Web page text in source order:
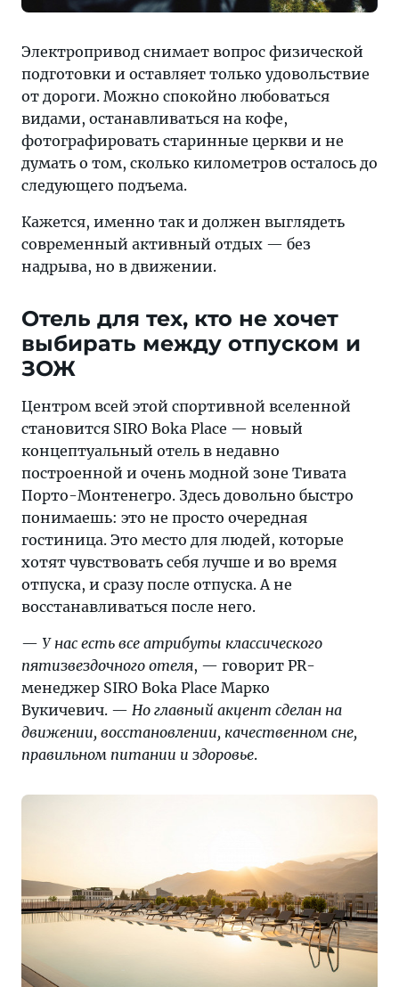
Электропривод снимает вопрос физической
подготовки и оставляет только удовольствие
от дороги. Можно спокойно любоваться
видами, останавливаться на кофе,
фотографировать старинные церкви и не
думать о том, сколько километров осталось до
следующего подъема.
Кажется, именно так и должен выглядеть
современный активный отдых — без
надрыва, но в движении.
Отель для тех, кто не хочет
выбирать между отпуском и
ЗОЖ
Центром всей этой спортивной вселенной
становится SIRO Boka Place — новый
концептуальный отель в недавно
построенной и очень модной зоне Тивата
Порто-Монтенегро. Здесь довольно быстро
понимаешь: это не просто очередная
гостиница. Это место для людей, которые
хотят чувствовать себя лучше и во время
отпуска, и сразу после отпуска. А не
восстанавливаться после него.
— У нас есть все атрибуты классического
пятизвездочного отеля, — говорит PR-
менеджер SIRO Boka Place Марко
Вукичевич. — Но главный акцент сделан на
движении, восстановлении, качественном сне,
правильном питании и здоровье.